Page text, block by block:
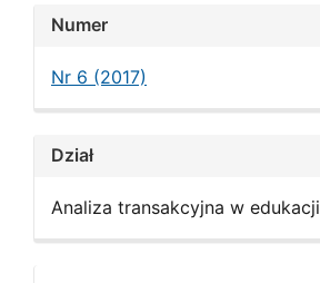
Article
Numer
Nr 6 (2017)
Dział
Analiza transakcyjna w edukacji